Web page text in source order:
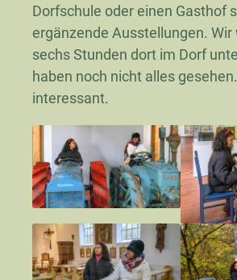
Dorfschule oder einen Gasthof
ergänzende Ausstellungen.
sechs Stunden dort im Dorf
haben noch nicht alles
interessant.